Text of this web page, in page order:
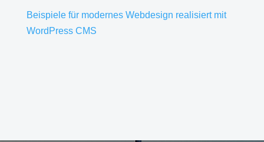
Beispiele für modernes Webdesign realisiert mit
WordPress CMS